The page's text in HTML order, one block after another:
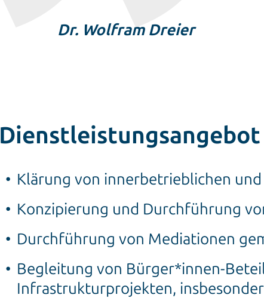
Dr. Wolfram Dreier
Dienstleistungsangebot
Klärung von innerbetrieblichen
Konzipierung und Durchführung
Durchführung von Mediationen
Begleitung von Bürger*innen-
Infrastrukturprojekten,